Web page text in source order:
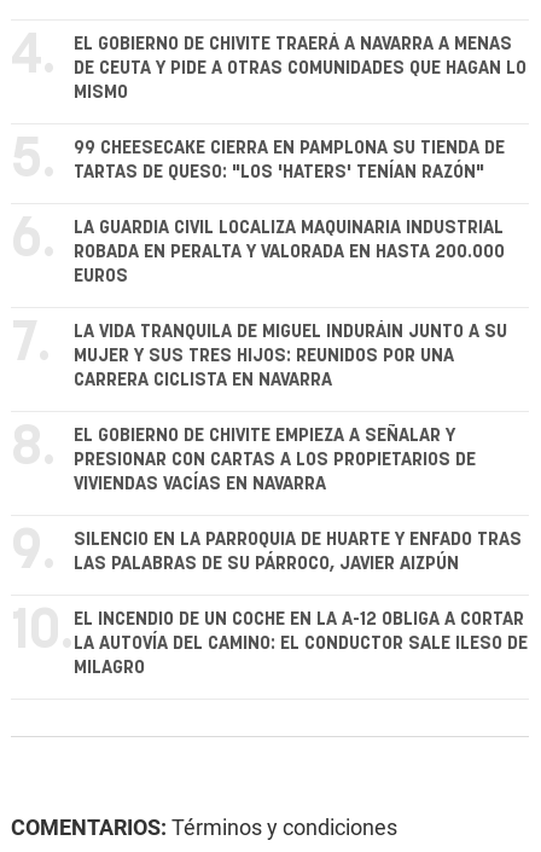
4.
EL GOBIERNO DE CHIVITE TRAERÁ A NAVARRA A MENAS
DE CEUTA Y PIDE A OTRAS COMUNIDADES QUE HAGAN LO
MISMO
5.
99 CHEESECAKE CIERRA EN PAMPLONA SU TIENDA DE
TARTAS DE QUESO: "LOS 'HATERS' TENÍAN RAZÓN"
6.
LA GUARDIA CIVIL LOCALIZA MAQUINARIA INDUSTRIAL
ROBADA EN PERALTA Y VALORADA EN HASTA 200.000
EUROS
7.
LA VIDA TRANQUILA DE MIGUEL INDURÁIN JUNTO A SU
MUJER Y SUS TRES HIJOS: REUNIDOS POR UNA
CARRERA CICLISTA EN NAVARRA
8.
EL GOBIERNO DE CHIVITE EMPIEZA A SEÑALAR Y
PRESIONAR CON CARTAS A LOS PROPIETARIOS DE
VIVIENDAS VACÍAS EN NAVARRA
9.
SILENCIO EN LA PARROQUIA DE HUARTE Y ENFADO TRAS
LAS PALABRAS DE SU PÁRROCO, JAVIER AIZPÚN
10. EL INCENDIO DE UN COCHE EN LA A-12 OBLIGA A CORTAR
LA AUTOVÍA DEL CAMINO: EL CONDUCTOR SALE ILESO DE
MILAGRO
COMENTARIOS: Términos y condiciones